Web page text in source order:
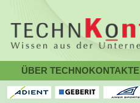
ÜBER TECHNOKONTAKTE